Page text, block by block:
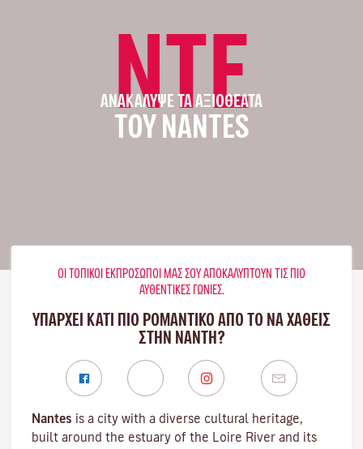
NTE
ΑΝΑΚΆΛΥΨΕ ΤΑ ΑΞΙΟΘΈΑΤΑ
ΤΟΥ NANTES
ΟΙ ΤΟΠΙΚΟΊ ΕΚΠΡΌΣΩΠΟΊ ΜΑΣ ΣΟΥ ΑΠΟΚΑΛΎΠΤΟΥΝ ΤΙΣ ΠΙΟ
ΑΥΘΕΝΤΙΚΈΣ ΓΩΝΙΈΣ.
ΥΠΑΡΧΕΙ ΚΑΤΙ ΠΙΟ ΡΟΜΑΝΤΙΚΟ ΑΠΟ ΤΟ ΝΑ ΧΑΘΕΙΣ
ΣΤΗΝ ΝΆΝΤΗ?
Nantes is a city with a diverse cultural heritage,
built around the estuary of the Loire River and its